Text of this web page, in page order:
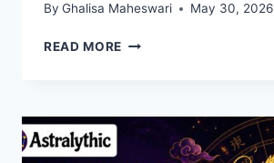
By Ghalisa Maheswari May 30, 2026
READ MORE REZEKI
SHIO
BERUNTUNG